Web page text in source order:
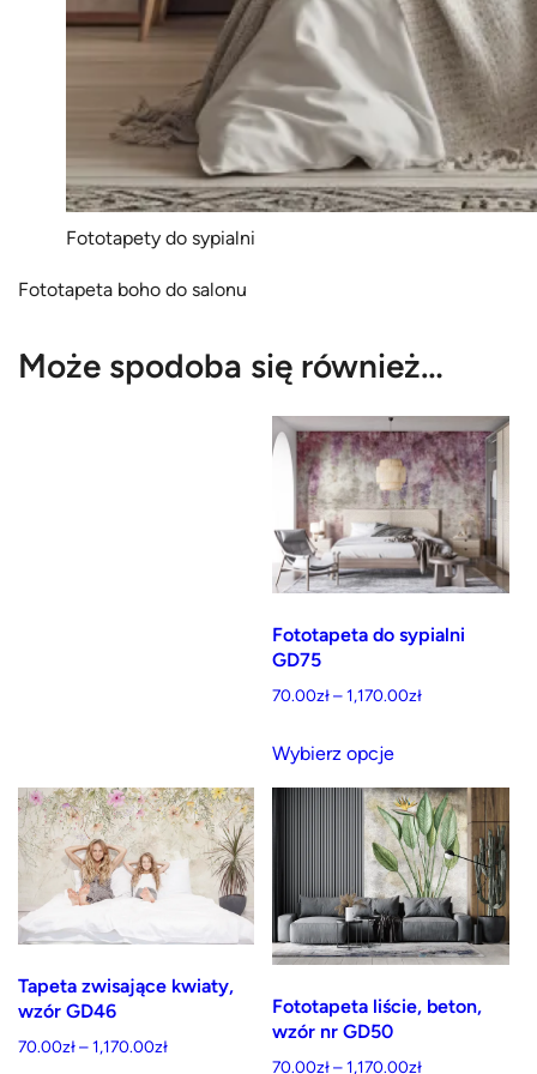
Fototapety do sypialni
Fototapeta boho do salonu
Może spodoba się również…
Fototapeta do sypialni
GD75
70.00zł – 1,170.00złZakres
do
1,170.00zł
Wybierz opcje
ma
wiele
wariantów.
Opcje
można
wybrać
produktu
Tapeta zwisające kwiaty,
wzór GD46
70.00zł–1,170.00złZakres
Fototapeta liście, beton,
wzór nr GD50
70.00zł – 1,170.00złZakres